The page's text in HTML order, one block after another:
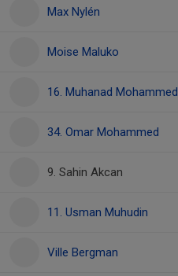
Max Nylén
Moise Maluko
16. Muhanad Mohammed
34. Omar Mohammed
9. Sahin Akcan
11. Usman Muhudin
Ville Bergman